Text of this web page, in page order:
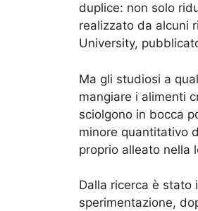
duplice: non solo
realizzato da alcuni
University,
Ma gli studiosi a
mangiare i alimenti
sciolgono in bocca
minore quantitativo
proprio alleato nella
Dalla ricerca è stato
sperimentazione,